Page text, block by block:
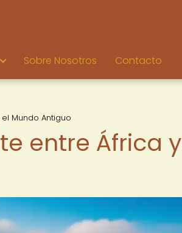
Sobre Nosotros Contacto
Mundo Antiguo
entre África y